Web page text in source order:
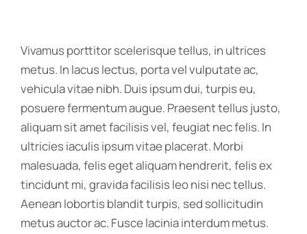
Vivamus porttitor scelerisque tellus, in ultrices
metus. In lacus lectus, porta vel vulputate ac,
vehicula vitae nibh. Duis ipsum dui, turpis eu,
posuere fermentum augue. Praesent tellus justo,
aliquam sit amet facilisis vel, feugiat nec felis. In
ultricies iaculis ipsum vitae placerat. Morbi
malesuada, felis eget aliquam hendrerit, felis ex
tincidunt mi, gravida facilisis leo nisi nec tellus.
Aenean lobortis blandit turpis, sed sollicitudin
metus auctor ac. Fusce lacinia interdum metus.